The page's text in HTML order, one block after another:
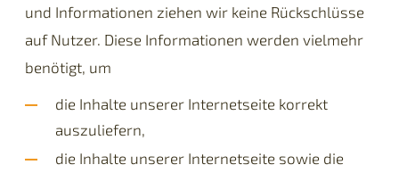
und Informationen ziehen wir keine Rückschlüsse
auf Nutzer. Diese Informationen werden vielmehr
benötigt, um
die Inhalte unserer Internetseite korrekt
auszuliefern,
die Inhalte unserer Internetseite sowie die